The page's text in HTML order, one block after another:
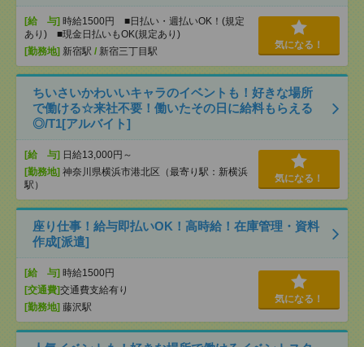
[給 与] 時給1500円 ■日払い・週払いOK！(規定
あり) ■現金日払いもOK(規定あり)
[勤務地] 新宿駅 / 新宿三丁目駅
気になる！
ちいさいかわいいキャラのイベントも！好きな場所
で働ける☆来社不要！働いたその日に給料もらえる
◎/T1[アルバイト]
[給 与] 日給13,000円～
[勤務地] 神奈川県横浜市港北区（最寄り駅：新横浜
駅）
気になる！
座り仕事！給与即払いOK！高時給！在庫管理・資料
作成[派遣]
[給 与] 時給1500円
[交通費]交通費支給有り
[勤務地] 藤沢駅
気になる！